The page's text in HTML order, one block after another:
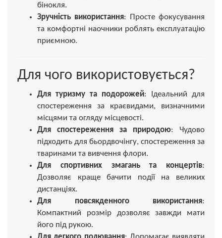
бінокля.
Зручність використання: Просте фокусування
та комфортні наочники роблять експлуатацію
приємною.
Для чого використовується?
Для туризму та подорожей: Ідеальний для
спостереження за краєвидами, визначними
місцями та огляду місцевості.
Для спостереження за природою: Чудово
підходить для бьордвочінгу, спостереження за
тваринами та вивчення флори.
Для спортивних змагань та концертів:
Дозволяє краще бачити події на великих
дистанціях.
Для повсякденного використання:
Компактний розмір дозволяє завжди мати
його під рукою.